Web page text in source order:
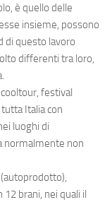
è quello delle
insieme, possono
di questo lavoro
differenti tra loro,
festival
Italia con
luoghi di
normalmente non
brani, nei quali il